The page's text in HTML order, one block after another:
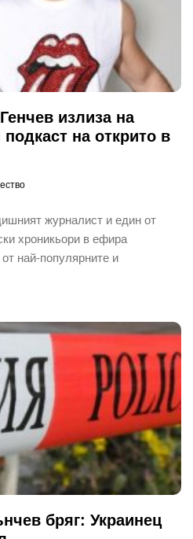
излиза на
на открито в
журналист и един от
хроникьори в ефира
най-популярните и
бряг: Украинец